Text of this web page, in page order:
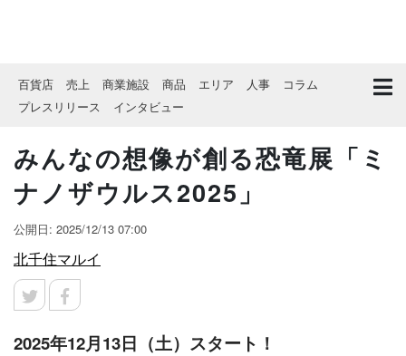
百貨店 売上 商業施設 商品 エリア 人事
コラム
プレスリリース
インタビュー
みんなの想像が創る恐竜展「ミ
ナノザウルス2025」
公開日: 2025/12/13 07:00
北千住マルイ
2025年12月13日（土）スタート！